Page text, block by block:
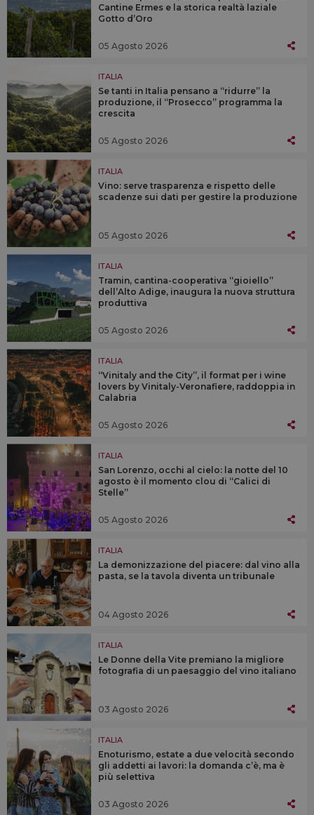
Cantine Ermes e la storica realtà laziale
Gotto d’Oro
05 Agosto 2026
ITALIA
Se tanti in Italia pensano a “ridurre” la
produzione, il “Prosecco” programma la
crescita
05 Agosto 2026
ITALIA
Vino: serve trasparenza e rispetto delle
scadenze sui dati per gestire la produzione
05 Agosto 2026
ITALIA
Tramin, cantina-cooperativa “gioiello”
dell’Alto Adige, inaugura la nuova struttura
produttiva
05 Agosto 2026
ITALIA
“Vinitaly and the City”, il format per i wine
lovers by Vinitaly-Veronafiere, raddoppia in
Calabria
05 Agosto 2026
ITALIA
San Lorenzo, occhi al cielo: la notte del 10
agosto è il momento clou di “Calici di
Stelle”
05 Agosto 2026
ITALIA
La demonizzazione del piacere: dal vino alla
pasta, se la tavola diventa un tribunale
04 Agosto 2026
ITALIA
Le Donne della Vite premiano la migliore
fotografia di un paesaggio del vino italiano
03 Agosto 2026
ITALIA
Enoturismo, estate a due velocità secondo
gli addetti ai lavori: la domanda c’è, ma è
più selettiva
03 Agosto 2026